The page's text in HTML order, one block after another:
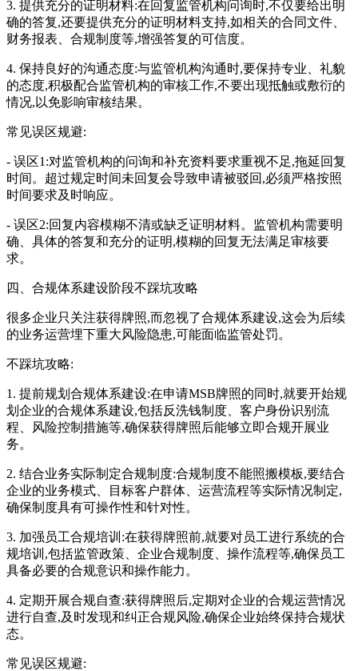
3. 提供充分的证明材料:在回复监管机构问询时,不仅要给出明
确的答复,还要提供充分的证明材料支持,如相关的合同文件、
财务报表、合规制度等,增强答复的可信度。
4. 保持良好的沟通态度:与监管机构沟通时,要保持专业、礼貌
的态度,积极配合监管机构的审核工作,不要出现抵触或敷衍的
情况,以免影响审核结果。
常见误区规避:
- 误区1:对监管机构的问询和补充资料要求重视不足,拖延回复
时间。超过规定时间未回复会导致申请被驳回,必须严格按照
时间要求及时响应。
- 误区2:回复内容模糊不清或缺乏证明材料。监管机构需要明
确、具体的答复和充分的证明,模糊的回复无法满足审核要
求。
四、合规体系建设阶段不踩坑攻略
很多企业只关注获得牌照,而忽视了合规体系建设,这会为后续
的业务运营埋下重大风险隐患,可能面临监管处罚。
不踩坑攻略:
1. 提前规划合规体系建设:在申请MSB牌照的同时,就要开始规
划企业的合规体系建设,包括反洗钱制度、客户身份识别流
程、风险控制措施等,确保获得牌照后能够立即合规开展业
务。
2. 结合业务实际制定合规制度:合规制度不能照搬模板,要结合
企业的业务模式、目标客户群体、运营流程等实际情况制定,
确保制度具有可操作性和针对性。
3. 加强员工合规培训:在获得牌照前,就要对员工进行系统的合
规培训,包括监管政策、企业合规制度、操作流程等,确保员工
具备必要的合规意识和操作能力。
4. 定期开展合规自查:获得牌照后,定期对企业的合规运营情况
进行自查,及时发现和纠正合规风险,确保企业始终保持合规状
态。
常见误区规避: